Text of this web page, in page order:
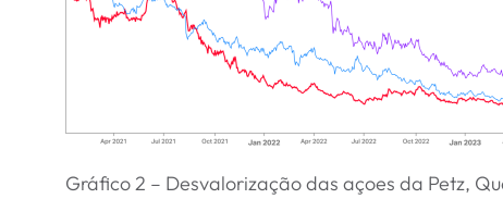
Gráfico 2 – Desvalorização das açoes da Petz,